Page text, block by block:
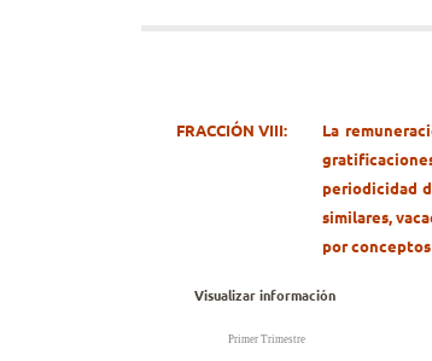
FRACCIÓN VIII:
La
periodicidad
similares,
por
Visualizar información
Primer Trimestre